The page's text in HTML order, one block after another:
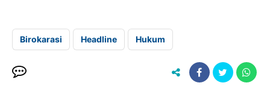
Birokarasi Headline Hukum